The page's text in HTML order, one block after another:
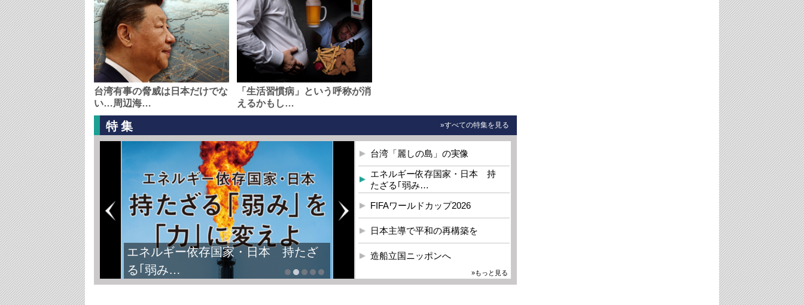
台湾有事の脅威は日本だけでな
い…周辺海…
「生活習慣病」という呼称が消
えるかもし…
特集 »すべての特集を見る
エネルギー依存国家・日本 持たざ
る｢弱み…
台湾「麗しの島」の実像
エネルギー依存国家・日本 持
たざる｢弱み…
FIFAワールドカップ2026
日本主導で平和の再構築を
造船立国ニッポンへ
»もっと見る